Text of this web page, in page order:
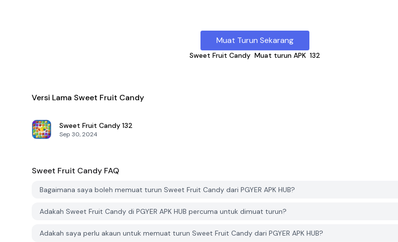
Muat Turun Sekarang
Sweet Fruit Candy Muat turun APK 132
Versi Lama Sweet Fruit Candy
Sweet Fruit Candy 132
Sep 30, 2024
Sweet Fruit Candy FAQ
Bagaimana saya boleh memuat turun Sweet Fruit Candy dari PGYER APK HUB?
Adakah Sweet Fruit Candy di PGYER APK HUB percuma untuk dimuat turun?
Adakah saya perlu akaun untuk memuat turun Sweet Fruit Candy dari PGYER APK HUB?